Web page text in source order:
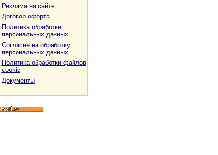
Реклама на сайте
Договор-оферта
Политика обработки
персональных данных
Согласие на обработку
персональных данных
Политика обработки файлов
cookie
Документы